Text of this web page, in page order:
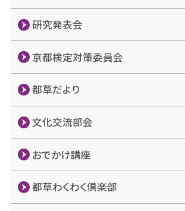
研究発表会
京都検定対策委員会
都草だより
文化交流部会
おでかけ講座
都草わくわく倶楽部